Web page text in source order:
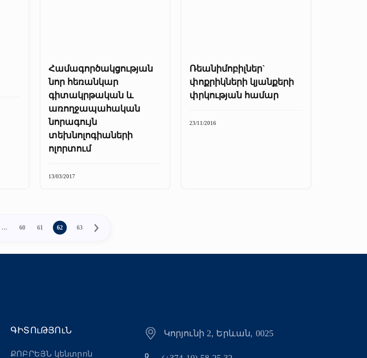
Համագործակցության
նոր հեռանկար
գիտակրթական և
առողջապահական
նորագույն
տեխնոլոգիաների
ոլորտում
13/03/2017
Ռեանիմոբիլներ`
փոքրիկների կյանքերի
փրկության համար
23/11/2016
… 60 61 62 63
ԳԻՏՈւԹՅՈւՆ
ՔՈԲՐԵՅՆ կենտրոն
Կորյունի 2, Երևան, 0025